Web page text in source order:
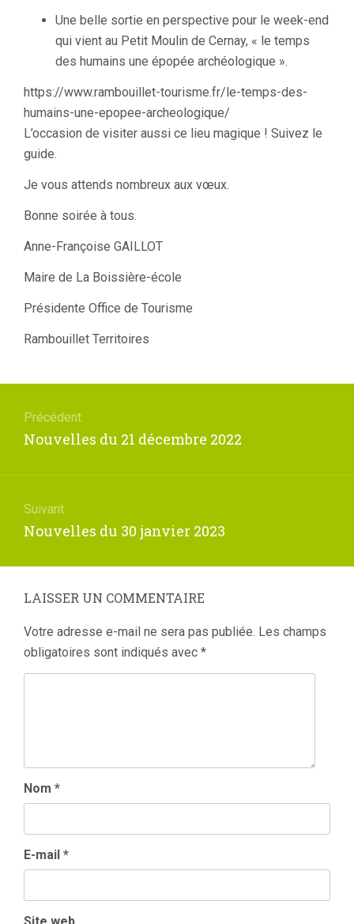
Une belle sortie en perspective pour le week-end
qui vient au Petit Moulin de Cernay, « le temps
des humains une épopée archéologique ».
https://www.rambouillet-tourisme.fr/le-temps-des-
humains-une-epopee-archeologique/
L’occasion de visiter aussi ce lieu magique ! Suivez le
guide.
Je vous attends nombreux aux vœux.
Bonne soirée à tous.
Anne-Françoise GAILLOT
Maire de La Boissière-école
Présidente Office de Tourisme
Rambouillet Territoires
l’article
Précédent
Article
:
Nouvelles du 21 décembre 2022
Suivant
Article
:
Nouvelles du 30 janvier 2023
LAISSER UN COMMENTAIRE
Votre adresse e-mail ne sera pas publiée. Les champs
obligatoires sont indiqués avec *
Nom *
E-mail *
Site web